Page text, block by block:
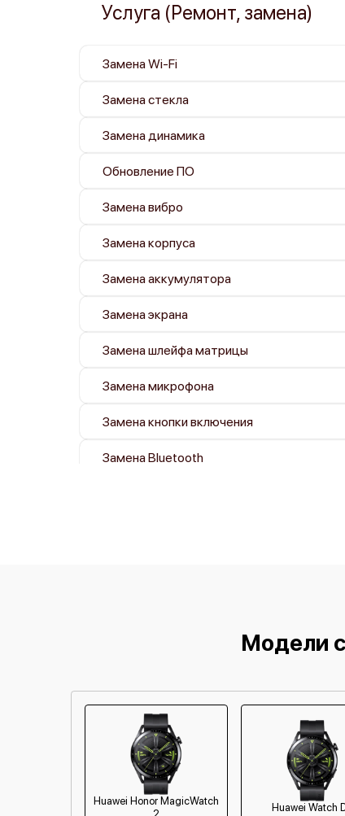
Услуга (Ремонт, замена)
Замена Wi-Fi
Замена стекла
Замена динамика
Обновление ПО
Замена вибро
Замена корпуса
Замена аккумулятора
Замена экрана
Замена шлейфа матрицы
Замена микрофона
Замена кнопки включения
Замена Bluetooth
Модели
Huawei Honor MagicWatch
Huawei Watch